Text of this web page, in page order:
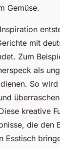
Gemüse.
mit
Zum
als
So
kreative
die den
Esstisch